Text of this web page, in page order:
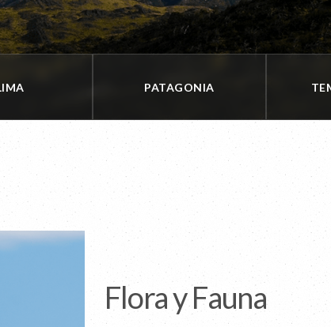
PATAGONIA
Flora y Fauna